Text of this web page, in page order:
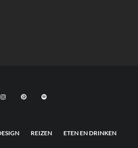
REIZEN ETEN EN DRINKEN